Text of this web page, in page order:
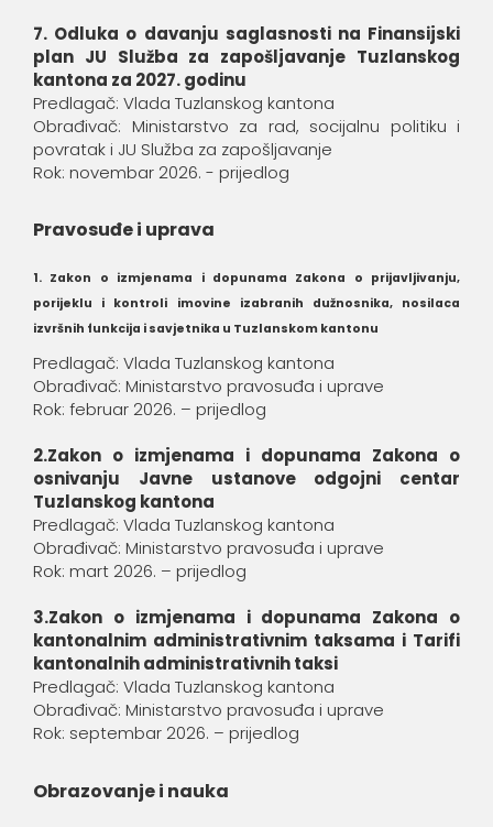
7. Odluka o davanju saglasnosti na Finansijski
plan JU Služba za zapošljavanje Tuzlanskog
kantona za 2027. godinu
Predlagač: Vlada Tuzlanskog kantona
Obrađivač: Ministarstvo za rad, socijalnu politiku i
povratak i JU Služba za zapošljavanje
Rok: novembar 2026. - prijedlog
Pravosuđe i uprava
1. Zakon o izmjenama i dopunama Zakona o prijavljivanju,
porijeklu i kontroli imovine izabranih dužnosnika, nosilaca
izvršnih funkcija i savjetnika u Tuzlanskom kantonu
Predlagač: Vlada Tuzlanskog kantona
Obrađivač: Ministarstvo pravosuđa i uprave
Rok: februar 2026. – prijedlog
2.Zakon o izmjenama i dopunama Zakona o
osnivanju Javne ustanove odgojni centar
Tuzlanskog kantona
Predlagač: Vlada Tuzlanskog kantona
Obrađivač: Ministarstvo pravosuđa i uprave
Rok: mart 2026. – prijedlog
3.Zakon o izmjenama i dopunama Zakona o
kantonalnim administrativnim taksama i Tarifi
kantonalnih administrativnih taksi
Predlagač: Vlada Tuzlanskog kantona
Obrađivač: Ministarstvo pravosuđa i uprave
Rok: septembar 2026. – prijedlog
Obrazovanje i nauka